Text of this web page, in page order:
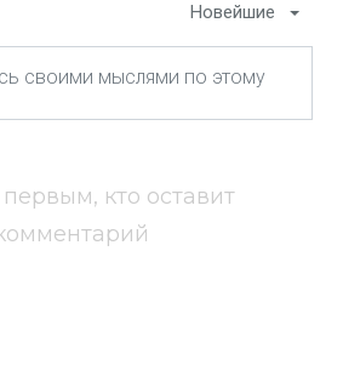
Новейшие
первым, кто оставит